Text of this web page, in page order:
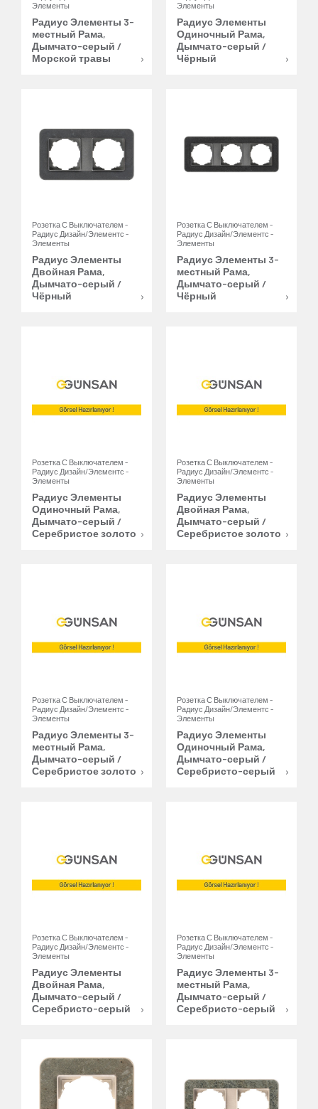
Элементы
Радиус Элементы 3-
местный Рама,
Дымчато-серый /
Морской травы
Элементы
Радиус Элементы
Одиночный Рама,
Дымчато-серый /
Чёрный
Розетка С Выключателем -
Радиус Дизайн/Элементс -
Элементы
Радиус Элементы
Двойная Рама,
Дымчато-серый /
Чёрный
Розетка С Выключателем -
Радиус Дизайн/Элементс -
Элементы
Радиус Элементы 3-
местный Рама,
Дымчато-серый /
Чёрный
Розетка С Выключателем -
Радиус Дизайн/Элементс -
Элементы
Радиус Элементы
Одиночный Рама,
Дымчато-серый /
Серебристое золото
Розетка С Выключателем -
Радиус Дизайн/Элементс -
Элементы
Радиус Элементы
Двойная Рама,
Дымчато-серый /
Серебристое золото
Розетка С Выключателем -
Радиус Дизайн/Элементс -
Элементы
Радиус Элементы 3-
местный Рама,
Дымчато-серый /
Серебристое золото
Розетка С Выключателем -
Радиус Дизайн/Элементс -
Элементы
Радиус Элементы
Одиночный Рама,
Дымчато-серый /
Серебристо-серый
Розетка С Выключателем -
Радиус Дизайн/Элементс -
Элементы
Радиус Элементы
Двойная Рама,
Дымчато-серый /
Серебристо-серый
Розетка С Выключателем -
Радиус Дизайн/Элементс -
Элементы
Радиус Элементы 3-
местный Рама,
Дымчато-серый /
Серебристо-серый